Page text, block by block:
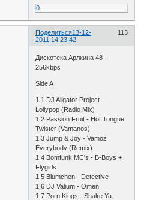
0
Поделиться 113
13-12-
2011 14:23:42
Дискотека Арлкина 48 -
256kbps
Side A
1.1 DJ Aligator Project -
Lollypop (Radio Mix)
1.2 Passion Fruit - Hot Tongue
Twister (Vamanos)
1.3 Jump & Joy - Vamoz
Everybody (Remix)
1.4 Bomfunk MC's - B-Boys +
Flygirls
1.5 Blumchen - Detective
1.6 DJ Valium - Omen
1.7 Porn Kings - Shake Ya